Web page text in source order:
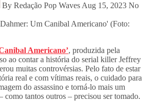
By Redação Pop Waves Aug 15, 2023 No
Americano’, produzida pela
ao contar a história do serial killer Jeffrey
muitas controvérsias. Pelo fato de estar
real e com vítimas reais, o cuidado para
do assassino e torná-lo mais um
como tantos outros – precisou ser tomado.